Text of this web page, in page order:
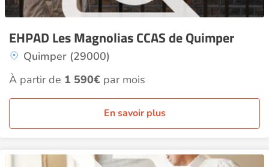
EHPAD Les Magnolias CCAS de Quimper
Quimper (29000)
À partir de 1 590€ par mois
En savoir plus